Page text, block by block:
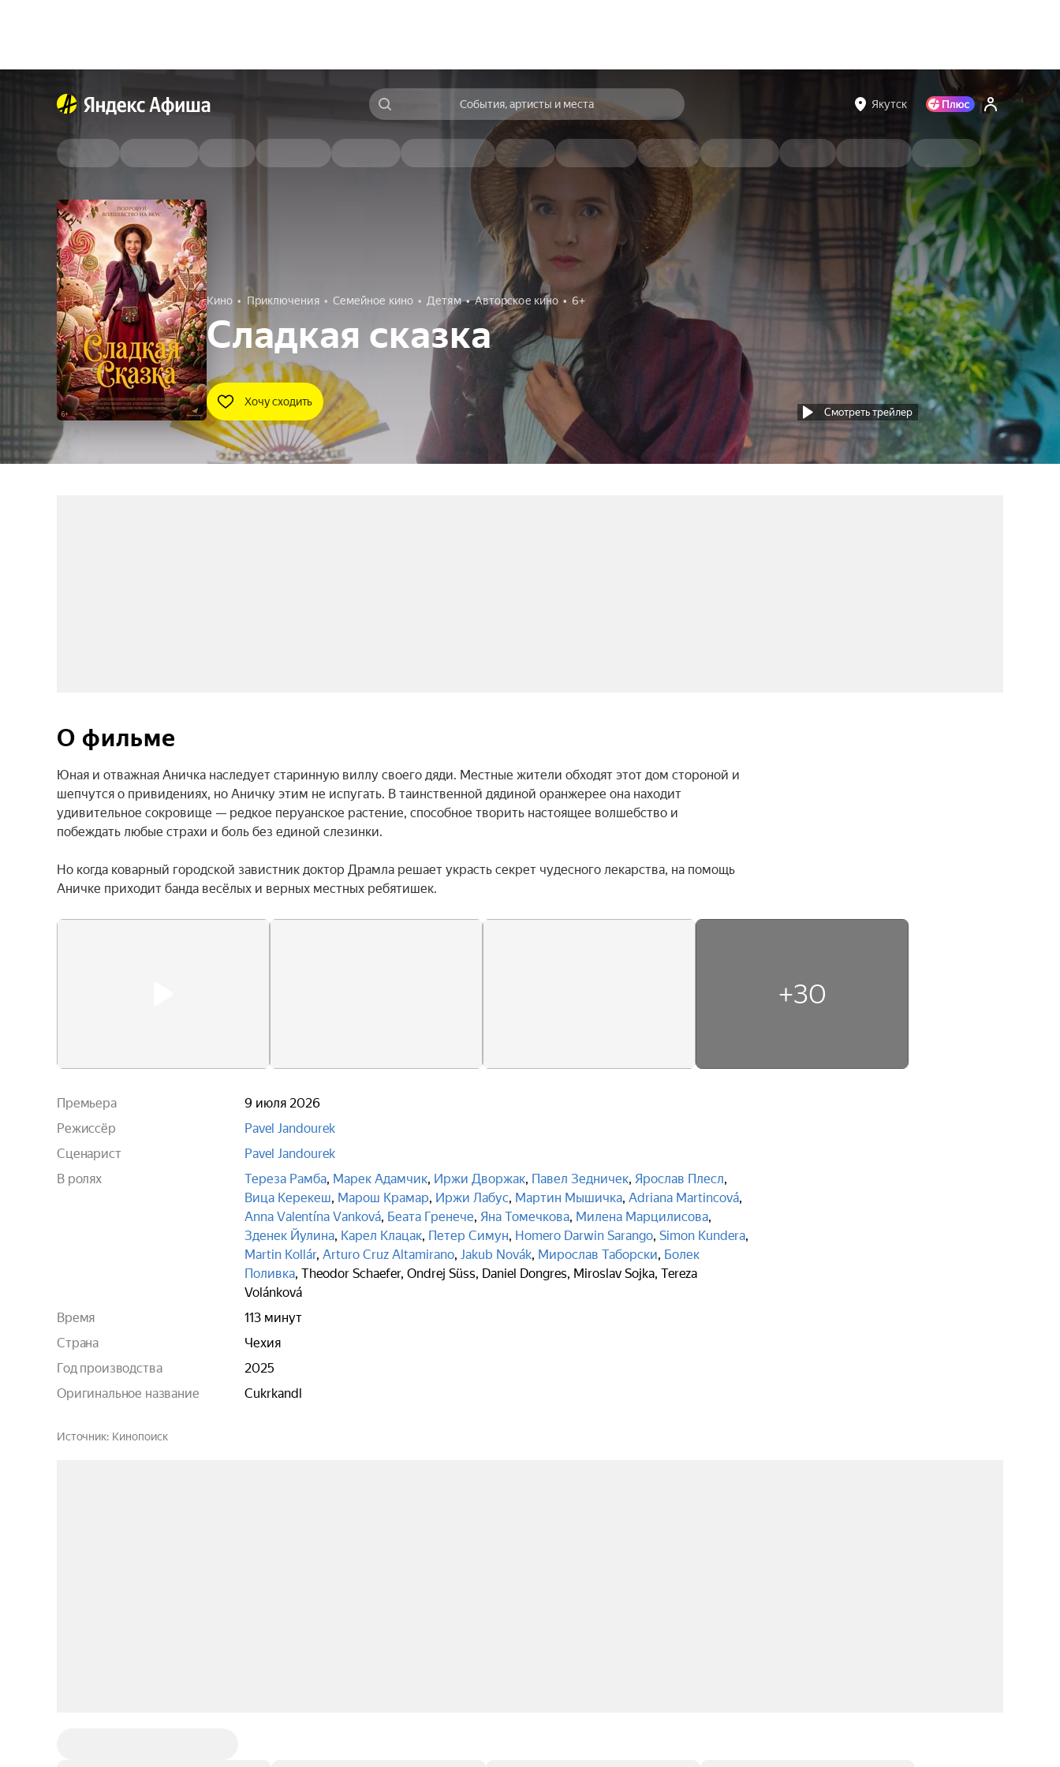
События, артисты и места Якутск
Кино Приключения Семейное кино Детям Авторское кино 6+
Сладкая сказка
Хочу сходить
Смотреть трейлер
О фильме
Юная и отважная Аничка наследует старинную виллу своего дяди. Местные жители обходят этот дом стороной и
шепчутся о привидениях, но Аничку этим не испугать. В таинственной дядиной оранжерее она находит
удивительное сокровище — редкое перуанское растение, способное творить настоящее волшебство и
побеждать любые страхи и боль без единой слезинки.
Но когда коварный городской завистник доктор Драмла решает украсть секрет чудесного лекарства, на помощь
Аничке приходит банда весёлых и верных местных ребятишек.
+30
Премьера
9 июля 2026
Режиссёр
Pavel Jandourek
Сценарист
Pavel Jandourek
В ролях
Тереза Рамба, Марек Адамчик, Иржи Дворжак, Павел Зедничек, Ярослав Плесл,
Вица Керекеш, Марош Крамар, Иржи Лабус, Мартин Мышичка, Adriana Martincová,
Anna Valentína Vanková, Беата Гренече, Яна Томечкова, Милена Марцилисова,
Зденек Йулина, Карел Клацак, Петер Симун, Homero Darwin Sarango, Simon Kundera,
Martin Kollár, Arturo Cruz Altamirano, Jakub Novák, Мирослав Таборски, Болек
Поливка, Theodor Schaefer, Ondrej Süss, Daniel Dongres, Miroslav Sojka, Tereza
Volánková
Время
113 минут
Страна
Чехия
Год производства
2025
Оригинальное название
Cukrkandl
Источник Кинопоиск